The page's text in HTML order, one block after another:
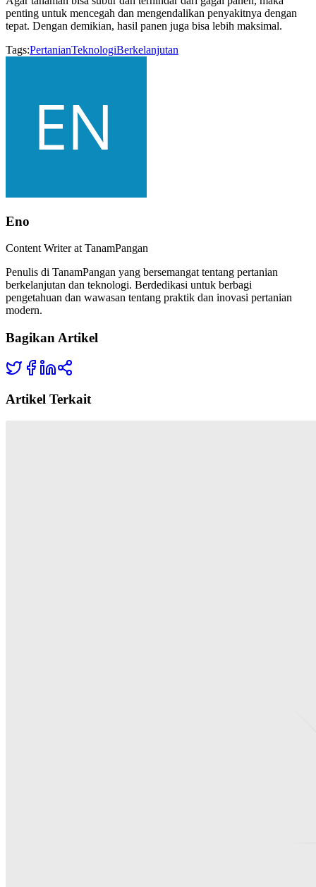
penting untuk mencegah dan mengendalikan penyakitnya dengan
tepat. Dengan demikian, hasil panen juga bisa lebih maksimal.
Tags:PertanianTeknologiBerkelanjutan
Eno
Content Writer at TanamPangan
Penulis di TanamPangan yang bersemangat tentang pertanian
berkelanjutan dan teknologi. Berdedikasi untuk berbagi
pengetahuan dan wawasan tentang praktik dan inovasi pertanian
modern.
Bagikan Artikel
Artikel Terkait